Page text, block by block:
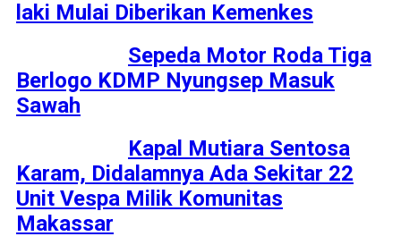
laki Mulai Diberikan Kemenkes
Sepeda Motor Roda Tiga
Berlogo KDMP Nyungsep Masuk
Sawah
Kapal Mutiara Sentosa
Karam, Didalamnya Ada Sekitar 22
Unit Vespa Milik Komunitas
Makassar